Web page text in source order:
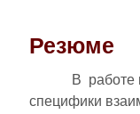
Резюме
В работе
специфики